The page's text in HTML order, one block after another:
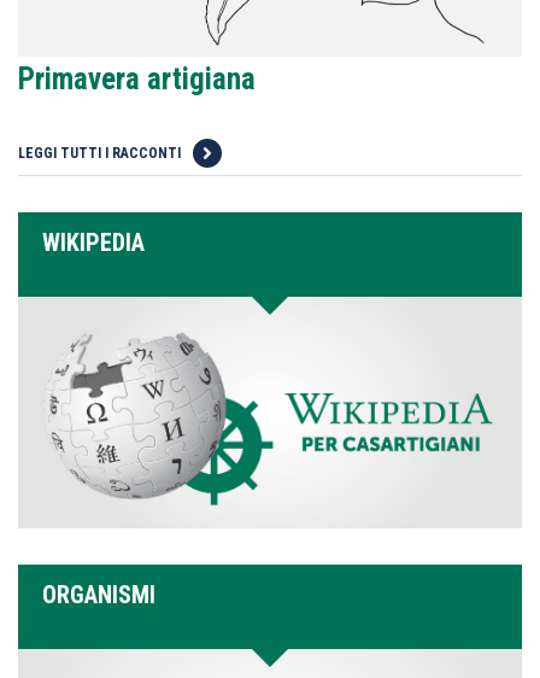
Primavera artigiana
LEGGI TUTTI I RACCONTI
WIKIPEDIA
ORGANISMI